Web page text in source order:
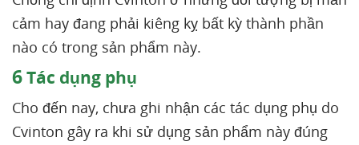
cảm hay đang phải kiêng kỵ bất kỳ thành phần
nào có trong sản phẩm này.
6Tác dụng phụ
Cho đến nay, chưa ghi nhận các tác dụng phụ do
Cvinton gây ra khi sử dụng sản phẩm này đúng